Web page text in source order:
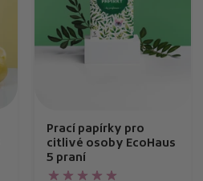
Prací papírky pro
citlivé osoby EcoHaus
5 praní